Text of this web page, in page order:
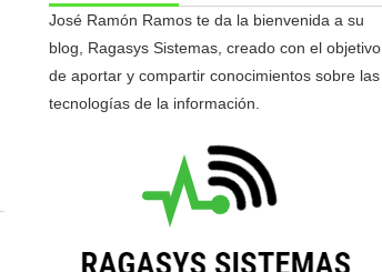
José Ramón Ramos te da la bienvenida a su
blog, Ragasys Sistemas, creado con el objetivo
de aportar y compartir conocimientos sobre las
tecnologías de la información.